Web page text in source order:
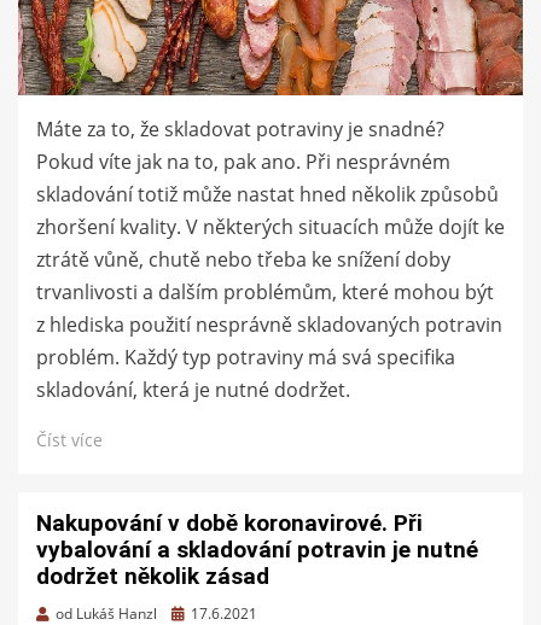
Máte za to, že skladovat potraviny je snadné?
Pokud víte jak na to, pak ano. Při nesprávném
skladování totiž může nastat hned několik způsobů
zhoršení kvality. V některých situacích může dojít ke
ztrátě vůně, chutě nebo třeba ke snížení doby
trvanlivosti a dalším problémům, které mohou být
z hlediska použití nesprávně skladovaných potravin
problém. Každý typ potraviny má svá specifika
skladování, která je nutné dodržet.
Číst více
Nakupování v době koronavirové. Při
vybalování a skladování potravin je nutné
dodržet několik zásad
od Lukáš Hanzl
Zveřejněno
17.6.2021